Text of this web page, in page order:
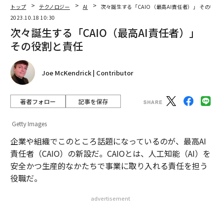
トップ テクノロジー AI
次々誕生する「CAIO（最高AI責任者）」 その役
2023.10.18 10:30
次々誕生する「CAIO（最高AI責任者）」
その役割と責任
Joe McKendrick | Contributor
著者フォロー 記事を保存
Getty Images
企業や組織でこのところ話題になっているのが、最高AI
責任者（CAIO）の新設だ。CAIOとは、人工知能（AI）を
安全かつ生産的なかたちで事業に取り入れる責任を担う
役職だ。
advertisement